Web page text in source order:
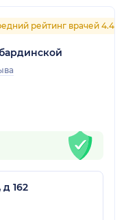
рейтинг врачей 4.4
162